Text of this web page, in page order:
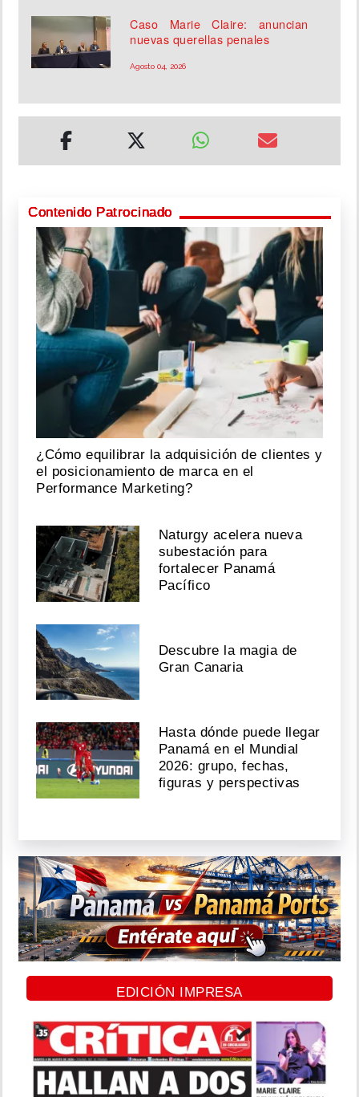
Caso Marie Claire: anuncian
nuevas querellas penales
Agosto 04, 2026
Contenido Patrocinado
¿Cómo equilibrar la adquisición de clientes y
el posicionamiento de marca en el
Performance Marketing?
Naturgy acelera nueva
subestación para
fortalecer Panamá
Pacífico
Descubre la magia de
Gran Canaria
Hasta dónde puede llegar
Panamá en el Mundial
2026: grupo, fechas,
figuras y perspectivas
EDICIÓN IMPRESA